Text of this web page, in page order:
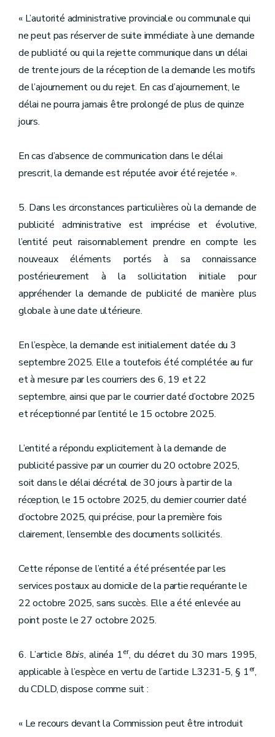
« L’autorité administrative provinciale ou communale qui
ne peut pas réserver de suite immédiate à une demande
de publicité ou qui la rejette communique dans un délai
de trente jours de la réception de la demande les motifs
de l’ajournement ou du rejet. En cas d’ajournement, le
délai ne pourra jamais être prolongé de plus de quinze
jours.
En cas d’absence de communication dans le délai
prescrit, la demande est réputée avoir été rejetée ».
5. Dans les circonstances particulières où la demande de
publicité administrative est imprécise et évolutive,
l’entité peut raisonnablement prendre en compte les
nouveaux éléments portés à sa connaissance
postérieurement à la sollicitation initiale pour
appréhender la demande de publicité de manière plus
globale à une date ultérieure.
En l’espèce, la demande est initialement datée du 3
septembre 2025. Elle a toutefois été complétée au fur
et à mesure par les courriers des 6, 19 et 22
septembre, ainsi que par le courrier daté d’octobre 2025
et réceptionné par l’entité le 15 octobre 2025.
L’entité a répondu explicitement à la demande de
publicité passive par un courrier du 20 octobre 2025,
soit dans le délai décrétal de 30 jours à partir de la
réception, le 15 octobre 2025, du dernier courrier daté
d’octobre 2025, qui précise, pour la première fois
clairement, l’ensemble des documents sollicités.
Cette réponse de l’entité a été présentée par les
services postaux au domicile de la partie requérante le
22 octobre 2025, sans succès. Elle a été enlevée au
point poste le 27 octobre 2025.
6. L’article 8bis, alinéa 1er, du décret du 30 mars 1995,
applicable à l’espèce en vertu de l’article L3231-5, § 1er,
du CDLD, dispose comme suit :
« Le recours devant la Commission peut être introduit